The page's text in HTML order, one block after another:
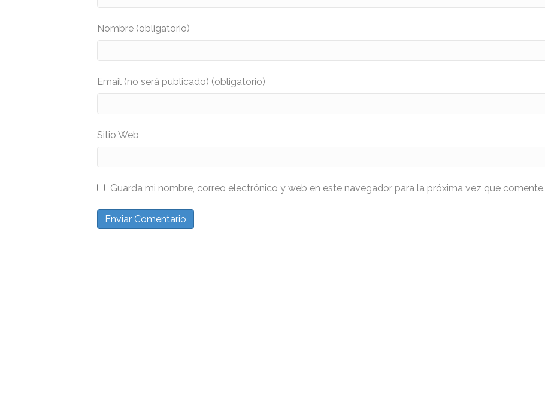
Nombre (obligatorio)
Email (no será publicado) (obligatorio)
Sitio Web
Guarda mi nombre, correo electrónico y web en este navegador para la próxima vez que comente.